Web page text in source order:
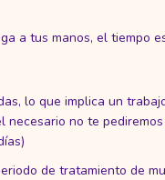
a tus manos, el tiempo
lo que implica un
no te
de tratamiento de